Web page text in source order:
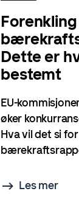
Dette er
bestemt
EU-
øker
Hva vil det si for
Les mer